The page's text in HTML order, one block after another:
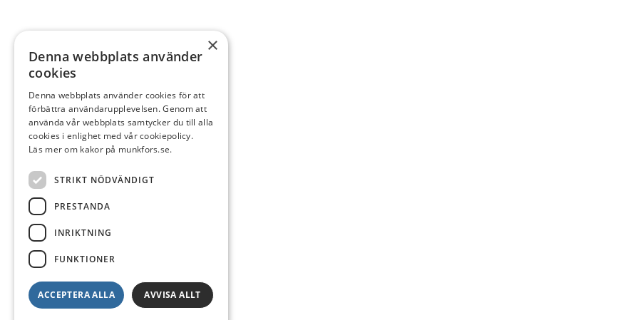
×
Denna webbplats använder
cookies
Denna webbplats använder cookies för att
förbättra användarupplevelsen. Genom att
använda vår webbplats samtycker du till alla
cookies i enlighet med vår cookiepolicy.
Läs mer om kakor på munkfors.se.
STRIKT NÖDVÄNDIGT
PRESTANDA
INRIKTNING
FUNKTIONER
ACCEPTERA ALLA AVVISA ALLT